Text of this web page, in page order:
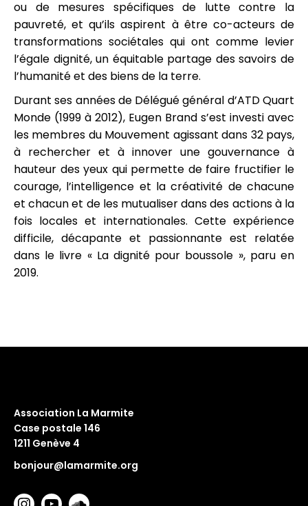
ou de mesures spécifiques de lutte contre la
pauvreté, et qu’ils aspirent à être co-acteurs de
transformations sociétales qui ont comme levier
l’égale dignité, un équitable partage des savoirs de
l’humanité et des biens de la terre.
Durant ses années de Délégué général d’ATD Quart
Monde (1999 à 2012), Eugen Brand s’est investi avec
les membres du Mouvement agissant dans 32 pays,
à rechercher et à innover une gouvernance à
hauteur des yeux qui permette de faire fructifier le
courage, l’intelligence et la créativité de chacune
et chacun et de les mutualiser dans des actions à la
fois locales et internationales. Cette expérience
difficile, décapante et passionnante est relatée
dans le livre « La dignité pour boussole », paru en
2019.
Association La Marmite
Case postale 146
1211 Genève 4
bonjour@lamarmite.org